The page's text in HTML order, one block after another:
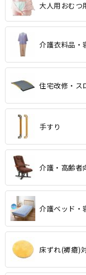
大人用おむつ
介護衣料品・
住宅改修・ス
手すり
介護・高齢者
介護ベッド・
床ずれ(褥瘡)